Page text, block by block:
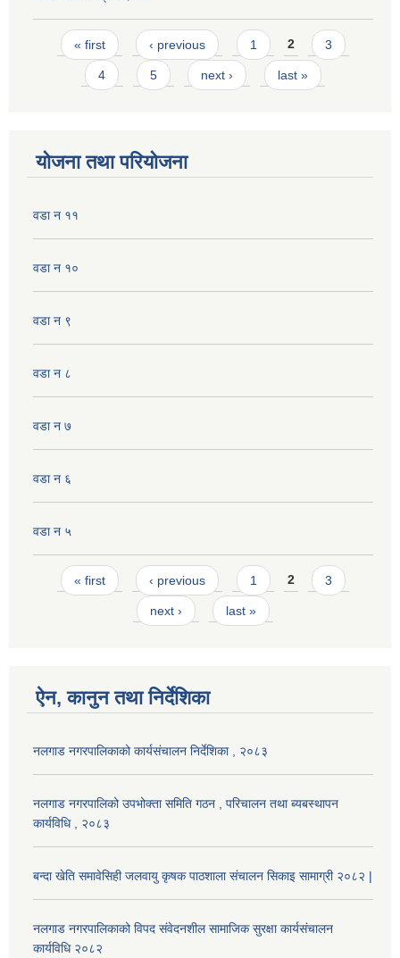
Pages
« first ‹ previous 1 2 3
4 5 next › last »
योजना तथा परियोजना
वडा न ११
वडा न १०
वडा न‌‌ ९
वडा न ८
वडा न ७
वडा न ६
वडा न ५
Pages
« first ‹ previous 1 2 3
next › last »
ऐन, कानुन तथा निर्देशिका
नलगाड नगरपालिकाको कार्यसंचालन निर्देशिका , २०८३
नलगाड नगरपालिको उपभोक्ता समिति गठन , परिचालन तथा ब्यबस्थापन
कार्यविधि , २०८३
बन्दा खेति समावेसिही जलवायु कृषक पाठशाला संचालन सिकाइ सामाग्री २०८२ |
नलगाड नगरपालिकाको विपद संवेदनशील सामाजिक सुरक्षा कार्यसंचालन
कार्यविधि २०८२